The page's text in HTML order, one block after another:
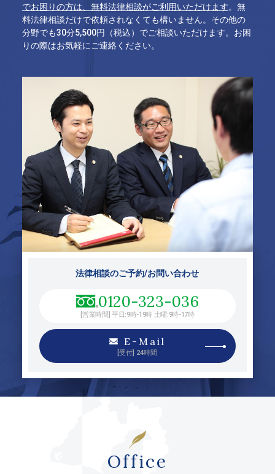
でお困りの方は、無料法律相談がご利用いただけます。無
料法律相談だけで依頼されなくても構いません。その他の
分野でも30分5,500円（税込）でご相談いただけます。お困
りの際はお気軽にご連絡ください。
法律相談のご予約/お問い合わせ
0120-323-036
[営業時間] 平日:9時-19時 土曜:9時-17時
E-Mail
[受付] 24時間
Office